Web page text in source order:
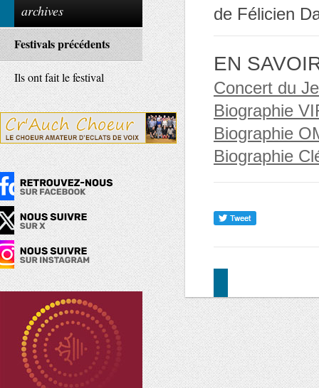
archives
Festivals précédents
Ils ont fait le festival
de Félicien
EN
Concert du
Biographie
Biographie
Biographie